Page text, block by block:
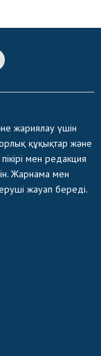
жариялау үшін
құқықтар және
мен редакция
Жарнама мен
жауап береді.